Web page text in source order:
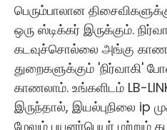
பெரும்பாலான
ஒரு ஸ்டிக்கர் இருக்கும்.
கடவுச்சொல்லை அங்கு
துறைகளுக்கும்
காணலாம். உங்களிடம் LB-
இருந்தால், இயல்புநிலை ip
மேலும் பயனர்பெயர் மற்றும்